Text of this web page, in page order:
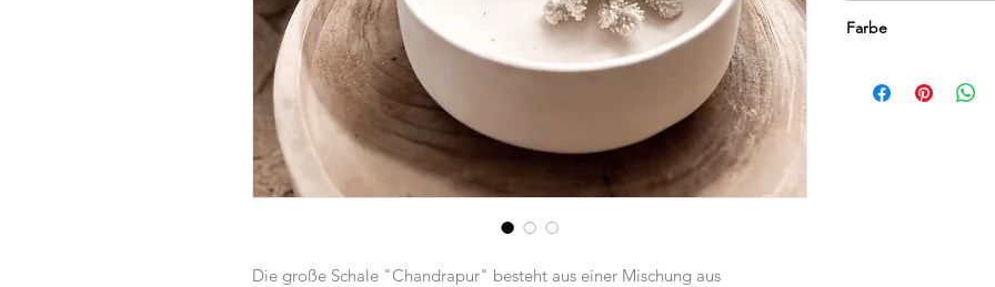
Die große Schale "Chandrapur" besteht aus einer Mischung aus
natürlichem
Farbe